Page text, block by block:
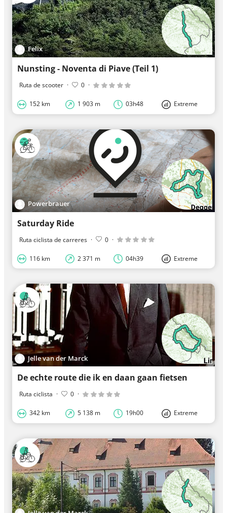
Felix
Nunsting - Noventa di Piave (Teil 1)
Ruta de scooter · 0 ·
152 km 1 903 m 03h48 Extreme
Powerbrauer
Saturday Ride
Ruta ciclista de carreres · 0 ·
116 km 2 371 m 04h39 Extreme
Jelle van der Marck
De echte route die ik en daan gaan fietsen
Ruta ciclista · 0 ·
342 km 5 138 m 19h00 Extreme